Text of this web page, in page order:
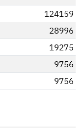
124159
28996
19275
9756
9756